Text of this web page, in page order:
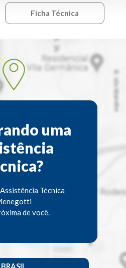
Ficha Técnica
uma
Técnica
de você.
BRASIL